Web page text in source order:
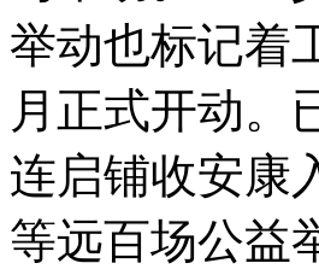
举动也标记着
月正式开动。
连启铺收安康
等远百场公益